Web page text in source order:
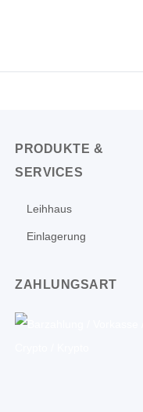
PRODUKTE &
SERVICES
Leihhaus
Einlagerung
ZAHLUNGSART